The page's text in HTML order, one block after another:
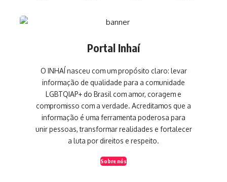
Portal Inhaí
O INHAÍ nasceu com um propósito claro: levar
informação de qualidade para a comunidade
LGBTQIAP+ do Brasil com amor, coragem e
compromisso com a verdade. Acreditamos que a
informação é uma ferramenta poderosa para
unir pessoas, transformar realidades e fortalecer
a luta por direitos e respeito.
Sobre nós